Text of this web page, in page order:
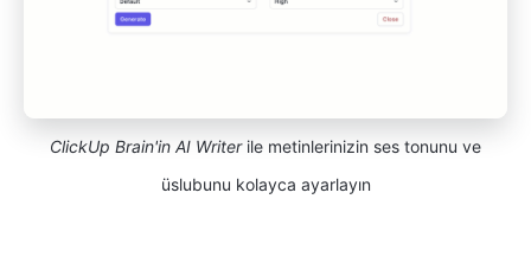
ClickUp Brain'in AI Writerile metinlerinizin ses tonunu ve
üslubunu kolayca ayarlayın